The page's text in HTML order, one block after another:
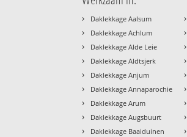
› Daklekkage Aalsum
› Daklekkage Achlum
› Daklekkage Alde Leie
› Daklekkage Aldtsjerk
› Daklekkage Anjum
› Daklekkage Annaparochie
› Daklekkage Arum
› Daklekkage Augsbuurt
› Daklekkage Baaiduinen
›
›
›
›
›
›
›
›
›